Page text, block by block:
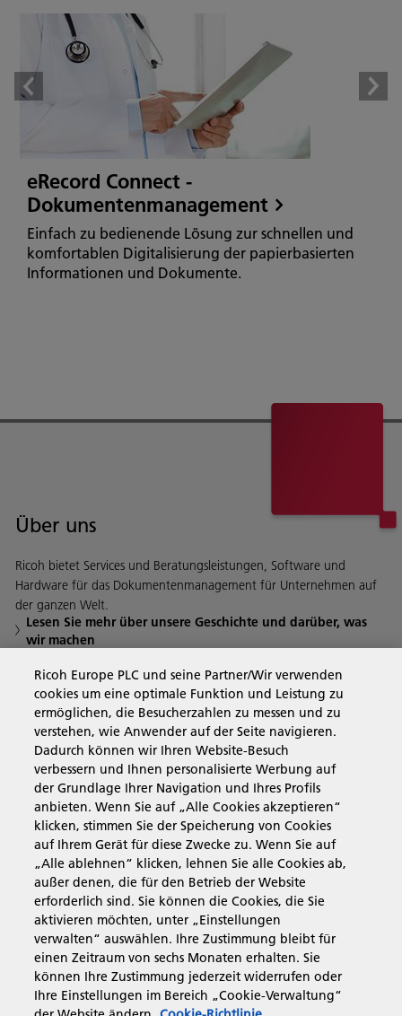
eRecord Connect -
Dokumentenmanagement
Einfach zu bedienende Lösung zur schnellen und
komfortablen Digitalisierung der papierbasierten
Informationen und Dokumente.
Über uns
Ricoh bietet Services und Beratungsleistungen, Software und
Hardware für das Dokumentenmanagement für Unternehmen auf
der ganzen Welt.
Lesen Sie mehr über unsere Geschichte und darüber, was
wir machen
Business Solutions
Produkte & Services
Support & Kontakt
Governance & Policies
Folgen Sie uns
Ricoh Europe PLC und seine Partner/Wir verwenden
cookies um eine optimale Funktion und Leistung zu
ermöglichen, die Besucherzahlen zu messen und zu
verstehen, wie Anwender auf der Seite navigieren.
Dadurch können wir Ihren Website-Besuch
verbessern und Ihnen personalisierte Werbung auf
der Grundlage Ihrer Navigation und Ihres Profils
anbieten. Wenn Sie auf „Alle Cookies akzeptieren“
klicken, stimmen Sie der Speicherung von Cookies
auf Ihrem Gerät für diese Zwecke zu. Wenn Sie auf
„Alle ablehnen“ klicken, lehnen Sie alle Cookies ab,
außer denen, die für den Betrieb der Website
erforderlich sind. Sie können die Cookies, die Sie
aktivieren möchten, unter „Einstellungen
verwalten“ auswählen. Ihre Zustimmung bleibt für
einen Zeitraum von sechs Monaten erhalten. Sie
können Ihre Zustimmung jederzeit widerrufen oder
Ihre Einstellungen im Bereich „Cookie-Verwaltung“